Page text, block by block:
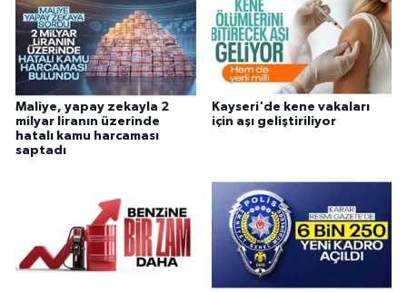
Maliye, yapay zekayla 2
milyar liranın üzerinde
hatalı kamu harcaması
saptadı
Kayseri'de kene vakaları
için aşı geliştiriliyor